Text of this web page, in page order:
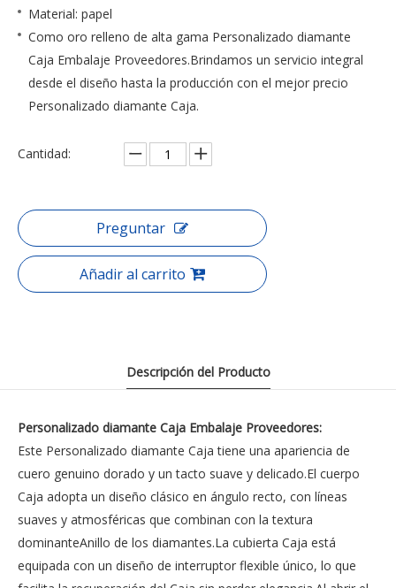
Material: papel
Como oro relleno de alta gama Personalizado diamante
Caja Embalaje Proveedores.Brindamos un servicio integral
desde el diseño hasta la producción con el mejor precio
Personalizado diamante Caja.
Cantidad:
Preguntar
Añadir al carrito
Descripción del Producto
Personalizado diamante Caja Embalaje Proveedores:
Este Personalizado diamante Caja tiene una apariencia de
cuero genuino dorado y un tacto suave y delicado.El cuerpo
Caja adopta un diseño clásico en ángulo recto, con líneas
suaves y atmosféricas que combinan con la textura
dominanteAnillo de los diamantes.La cubierta Caja está
equipada con un diseño de interruptor flexible único, lo que